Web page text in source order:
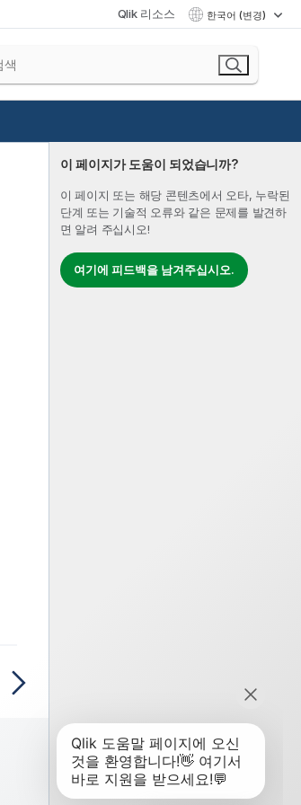
Qlik 리소스 한국어 (변경)
이 페이지가 도움이 되었습니까?
이 페이지 또는 해당 콘텐츠에서 오타, 누락된
단계 또는 기술적 오류와 같은 문제를 발견하
면 알려 주십시오!
여기에 피드백을 남겨주십시오.